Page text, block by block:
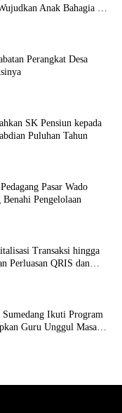
Anak Bahagia dan
Perangkat Desa
SK Pensiun kepada
Puluhan Tahun
Pasar Wado
Pengelolaan
Transaksi hingga
Perluasan QRIS dan
Sumedang Ikuti Program
Guru Unggul Masa